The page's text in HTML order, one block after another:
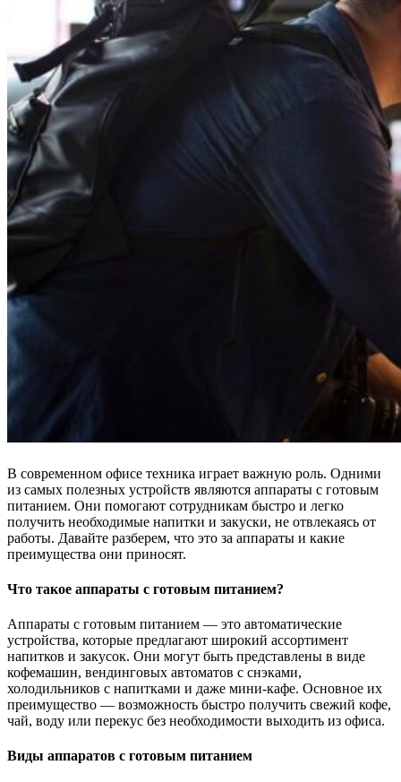
В современном офисе техника играет важную роль. Одними
из самых полезных устройств являются аппараты с готовым
питанием. Они помогают сотрудникам быстро и легко
получить необходимые напитки и закуски, не отвлекаясь от
работы. Давайте разберем, что это за аппараты и какие
преимущества они приносят.
Что такое аппараты с готовым питанием?
Аппараты с готовым питанием — это автоматические
устройства, которые предлагают широкий ассортимент
напитков и закусок. Они могут быть представлены в виде
кофемашин, вендинговых автоматов с снэками,
холодильников с напитками и даже мини-кафе. Основное их
преимущество — возможность быстро получить свежий кофе,
чай, воду или перекус без необходимости выходить из офиса.
Виды аппаратов с готовым питанием